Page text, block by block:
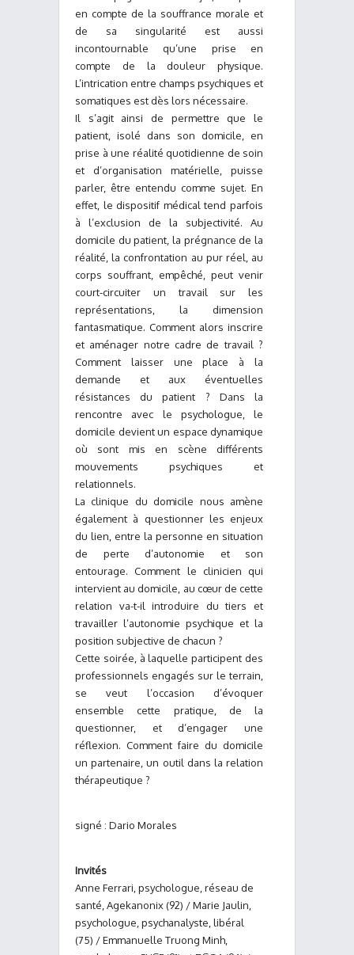
en compte de la souffrance morale et
de sa singularité est aussi
incontournable qu’une prise en
compte de la douleur physique.
L’intrication entre champs psychiques et
somatiques est dès lors nécessaire.
Il s’agit ainsi de permettre que le
patient, isolé dans son domicile, en
prise à une réalité quotidienne de soin
et d’organisation matérielle, puisse
parler, être entendu comme sujet. En
effet, le dispositif médical tend parfois
à l’exclusion de la subjectivité. Au
domicile du patient, la prégnance de la
réalité, la confrontation au pur réel, au
corps souffrant, empêché, peut venir
court-circuiter un travail sur les
représentations, la dimension
fantasmatique. Comment alors inscrire
et aménager notre cadre de travail ?
Comment laisser une place à la
demande et aux éventuelles
résistances du patient ? Dans la
rencontre avec le psychologue, le
domicile devient un espace dynamique
où sont mis en scène différents
mouvements psychiques et
relationnels.
La clinique du domicile nous amène
également à questionner les enjeux
du lien, entre la personne en situation
de perte d’autonomie et son
entourage. Comment le clinicien qui
intervient au domicile, au cœur de cette
relation va-t-il introduire du tiers et
travailler l’autonomie psychique et la
position subjective de chacun ?
Cette soirée, à laquelle participent des
professionnels engagés sur le terrain,
se veut l’occasion d’évoquer
ensemble cette pratique, de la
questionner, et d’engager une
réflexion. Comment faire du domicile
un partenaire, un outil dans la relation
thérapeutique ?
signé : Dario Morales
Invités
Anne Ferrari, psychologue, réseau de
santé, Agekanonix (92) / Marie Jaulin,
psychologue, psychanalyste, libéral
(75) / Emmanuelle Truong Minh,